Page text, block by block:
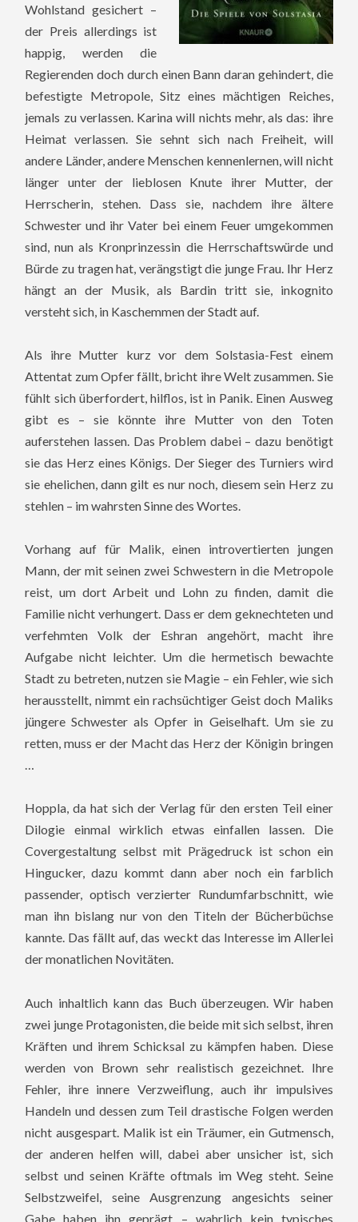
Wohlstand gesichert –
der Preis allerdings ist
happig, werden die
Regierenden doch durch einen Bann daran gehindert, die
befestigte Metropole, Sitz eines mächtigen Reiches,
jemals zu verlassen. Karina will nichts mehr, als das: ihre
Heimat verlassen. Sie sehnt sich nach Freiheit, will
andere Länder, andere Menschen kennenlernen, will nicht
länger unter der lieblosen Knute ihrer Mutter, der
Herrscherin, stehen. Dass sie, nachdem ihre ältere
Schwester und ihr Vater bei einem Feuer umgekommen
sind, nun als Kronprinzessin die Herrschaftswürde und
Bürde zu tragen hat, verängstigt die junge Frau. Ihr Herz
hängt an der Musik, als Bardin tritt sie, inkognito
versteht sich, in Kaschemmen der Stadt auf.
Als ihre Mutter kurz vor dem Solstasia-Fest einem
Attentat zum Opfer fällt, bricht ihre Welt zusammen. Sie
fühlt sich überfordert, hilflos, ist in Panik. Einen Ausweg
gibt es – sie könnte ihre Mutter von den Toten
auferstehen lassen. Das Problem dabei – dazu benötigt
sie das Herz eines Königs. Der Sieger des Turniers wird
sie ehelichen, dann gilt es nur noch, diesem sein Herz zu
stehlen – im wahrsten Sinne des Wortes.
Vorhang auf für Malik, einen introvertierten jungen
Mann, der mit seinen zwei Schwestern in die Metropole
reist, um dort Arbeit und Lohn zu finden, damit die
Familie nicht verhungert. Dass er dem geknechteten und
verfehmten Volk der Eshran angehört, macht ihre
Aufgabe nicht leichter. Um die hermetisch bewachte
Stadt zu betreten, nutzen sie Magie – ein Fehler, wie sich
herausstellt, nimmt ein rachsüchtiger Geist doch Maliks
jüngere Schwester als Opfer in Geiselhaft. Um sie zu
retten, muss er der Macht das Herz der Königin bringen
…
Hoppla, da hat sich der Verlag für den ersten Teil einer
Dilogie einmal wirklich etwas einfallen lassen. Die
Covergestaltung selbst mit Prägedruck ist schon ein
Hingucker, dazu kommt dann aber noch ein farblich
passender, optisch verzierter Rundumfarbschnitt, wie
man ihn bislang nur von den Titeln der Bücherbüchse
kannte. Das fällt auf, das weckt das Interesse im Allerlei
der monatlichen Novitäten.
Auch inhaltlich kann das Buch überzeugen. Wir haben
zwei junge Protagonisten, die beide mit sich selbst, ihren
Kräften und ihrem Schicksal zu kämpfen haben. Diese
werden von Brown sehr realistisch gezeichnet. Ihre
Fehler, ihre innere Verzweiflung, auch ihr impulsives
Handeln und dessen zum Teil drastische Folgen werden
nicht ausgespart. Malik ist ein Träumer, ein Gutmensch,
der anderen helfen will, dabei aber unsicher ist, sich
selbst und seinen Kräfte oftmals im Weg steht. Seine
Selbstzweifel, seine Ausgrenzung angesichts seiner
Gabe haben ihn geprägt – wahrlich kein typisches